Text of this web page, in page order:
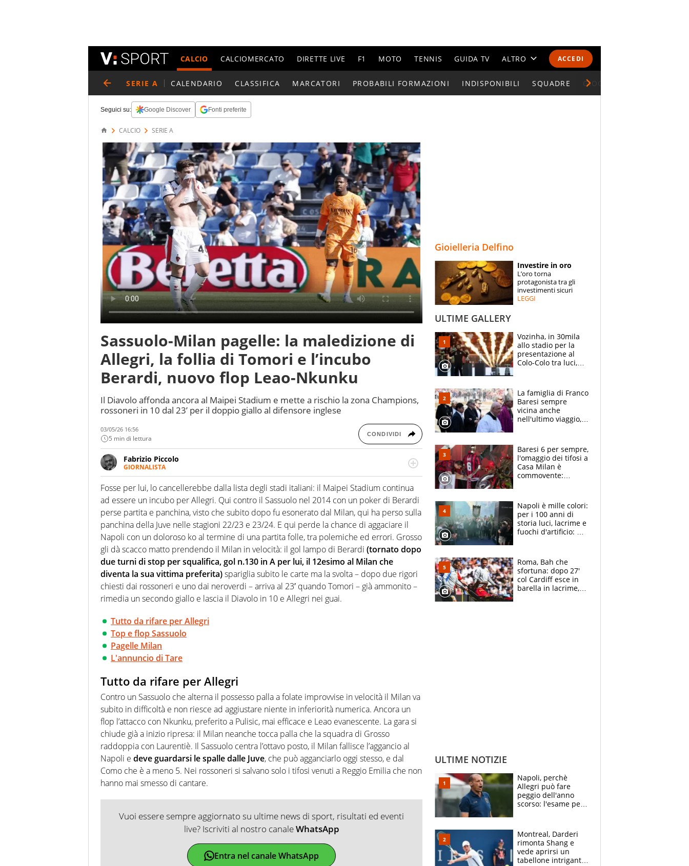
ACCEDI
CALCIO CALCIOMERCATO DIRETTE LIVE F1 MOTO TENNIS GUIDA TV ALTRO
CALENDARI E CLASSIFICHE
ESPERTI
CONTATTI
SERIE A CALENDARIO CLASSIFICA MARCATORI PROBABILI FORMAZIONI INDISPONIBILI SQUADRE GIOCATORI SERIE A
Seguici su: Google Discover Fonti preferite
CALCIO SERIE A
Sassuolo-Milan pagelle: la maledizione di
Allegri, la follia di Tomori e l’incubo
Berardi, nuovo flop Leao-Nkunku
Il Diavolo affonda ancora al Maipei Stadium e mette a rischio la zona Champions,
rossoneri in 10 dal 23’ per il doppio giallo al difensore inglese
03/05/26 16:56
5 min di lettura CONDIVIDI
Fabrizio Piccolo
GIORNALISTA
Nella sua carriera ha seguito numerose manifestazioni sportive e collaborato con
agenzie e testate. Esperienza, competenza, conoscenza e memoria storica. Si occupa
prevalentemente di calcio
Fosse per lui, lo cancellerebbe dalla lista degli stadi italiani: il Maipei Stadium continua
ad essere un incubo per Allegri. Qui contro il Sassuolo nel 2014 con un poker di Berardi
perse partita e panchina, visto che subito dopo fu esonerato dal Milan, qui ha perso sulla
panchina della Juve nelle stagioni 22/23 e 23/24. E qui perde la chance di aggaciare il
Napoli con un doloroso ko al termine di una partita folle, tra polemiche ed errori. Grosso
gli dà scacco matto prendendo il Milan in velocità: il gol lampo di Berardi (tornato dopo
due turni di stop per squalifica, gol n.130 in A per lui, il 12esimo al Milan che
diventa la sua vittima preferita)spariglia subito le carte ma la svolta – dopo due rigori
chiesti dai rossoneri e uno dai neroverdi – arriva al 23′ quando Tomori – già ammonito –
rimedia un secondo giallo e lascia il Diavolo in 10 e Allegri nei guai.
Tutto da rifare per Allegri
Top e flop Sassuolo
Pagelle Milan
L'annuncio di Tare
Tutto da rifare per Allegri
Contro un Sassuolo che alterna il possesso palla a folate improvvise in velocità il Milan va
subito in difficoltà e non riesce ad aggiustare niente in inferiorità numerica. Ancora un
flop l’attacco con Nkunku, preferito a Pulisic, mai efficace e Leao evanescente. La gara si
chiude già a inizio ripresa: il Milan neanche tocca palla che la squadra di Grosso
raddoppia con Laurentiè. Il Sassuolo centra l’ottavo posto, il Milan fallisce l’aggancio al
Napoli e deve guardarsi le spalle dalle Juve, che può agganciarlo oggi stesso, e dal
Como che è a meno 5. Nei rossoneri si salvano solo i tifosi venuti a Reggio Emilia che non
hanno mai smesso di cantare.
Vuoi essere sempre aggiornato su ultime news di sport, risultati ed eventi
live? Iscriviti al nostro canaleWhatsApp
Entra nel canale WhatsApp
Gioielleria Delfino
Investire in oro
L’oro torna
protagonista tra gli
investimenti sicuri
LEGGI
ULTIME GALLERY
Vozinha, in 30mila
allo stadio per la
presentazione al
Colo-Colo tra luci,
La famiglia di Franco
Baresi sempre
vicina anche
nell'ultimo viaggio,
circondati
dall'affetto dei tifosi
Baresi 6 per sempre,
l'omaggio dei tifosi a
Casa Milan è
commovente:
bigliettini
Napoli è mille colori:
per i 100 anni di
storia luci, lacrime e
fuochi d'artificio: De
Roma, Bah che
sfortuna: dopo 27'
col Cardiff esce in
barella in lacrime,
ULTIME NOTIZIE
Napoli, perchè
Allegri può fare
peggio dell'anno
scorso: l'esame per
Monopoly
Montreal, Darderi
rimonta Shang e
vede aprirsi un
tabellone intrigante: